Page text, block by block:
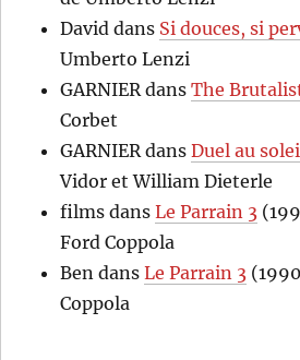
David dans Si douces, si
Umberto Lenzi
GARNIER dansThe
Corbet
GARNIER dansDuel au
Vidor et William Dieterle
films dansLe Parrain 3
Ford Coppola
Ben dansLe Parrain 3
Coppola